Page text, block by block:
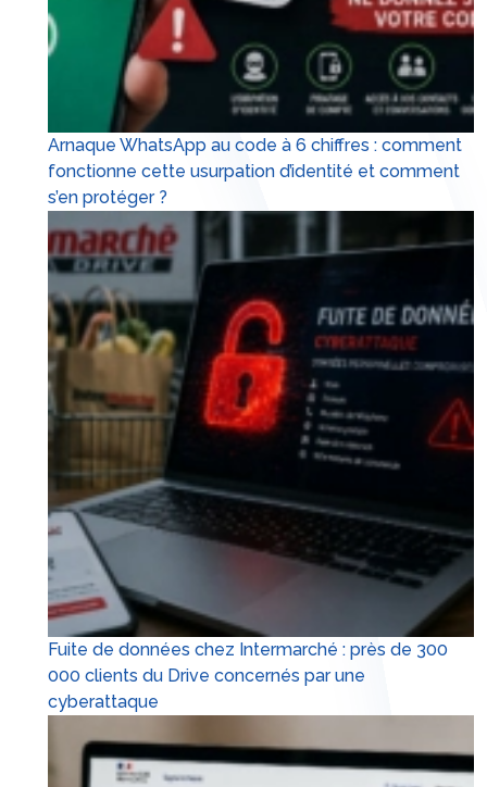
Arnaque WhatsApp au code à 6 chiffres : comment
fonctionne cette usurpation d’identité et comment
s’en protéger ?
Fuite de données chez Intermarché : près de 300
000 clients du Drive concernés par une
cyberattaque